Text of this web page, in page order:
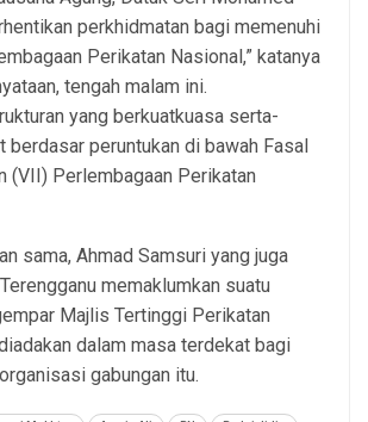
perkhidmatan bagi memenuhi
Perikatan Nasional,” katanya
tengah malam ini.
yang berkuatkuasa serta-
berdasar peruntukan di bawah Fasal
(VII) Perlembagaan Perikatan
sama, Ahmad Samsuri yang juga
memaklumkan suatu
Majlis Tertinggi Perikatan
dalam masa terdekat bagi
gabungan itu.